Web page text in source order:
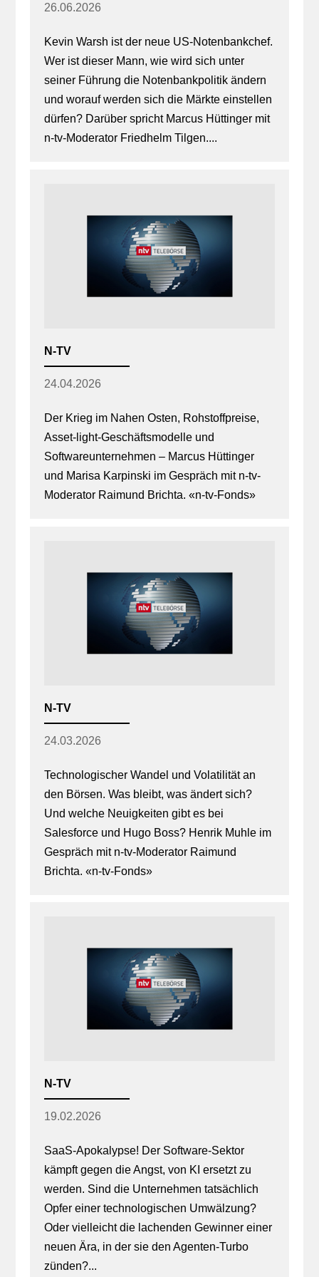
26.06.2026
Kevin Warsh ist der neue US-Notenbankchef.
Wer ist dieser Mann, wie wird sich unter
seiner Führung die Notenbankpolitik ändern
und worauf werden sich die Märkte einstellen
dürfen? Darüber spricht Marcus Hüttinger mit
n-tv-Moderator Friedhelm Tilgen....
N-TV
24.04.2026
Der Krieg im Nahen Osten, Rohstoffpreise,
Asset-light-Geschäftsmodelle und
Softwareunternehmen – Marcus Hüttinger
und Marisa Karpinski im Gespräch mit n-tv-
Moderator Raimund Brichta. «n-tv-Fonds»
N-TV
24.03.2026
Technologischer Wandel und Volatilität an
den Börsen. Was bleibt, was ändert sich?
Und welche Neuigkeiten gibt es bei
Salesforce und Hugo Boss? Henrik Muhle im
Gespräch mit n-tv-Moderator Raimund
Brichta. «n-tv-Fonds»
N-TV
19.02.2026
SaaS-Apokalypse! Der Software-Sektor
kämpft gegen die Angst, von KI ersetzt zu
werden. Sind die Unternehmen tatsächlich
Opfer einer technologischen Umwälzung?
Oder vielleicht die lachenden Gewinner einer
neuen Ära, in der sie den Agenten-Turbo
zünden?...